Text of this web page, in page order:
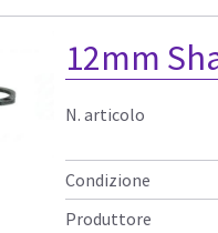
12mm
N. articolo
Condizione
Produttore